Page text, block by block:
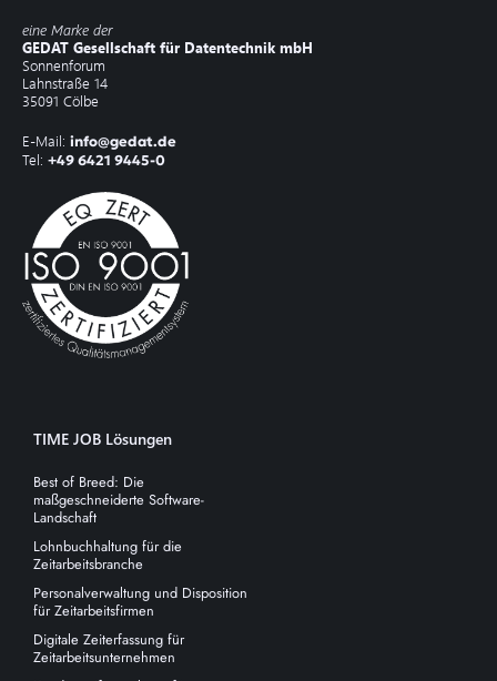
eine Marke der
GEDAT Gesellschaft für Datentechnik mbH
Sonnenforum
Lahnstraße 14
35091 Cölbe
E-Mail: info@gedat.de
Tel: +49 6421 9445-0
TIME JOB Lösungen
Best of Breed: Die
maßgeschneiderte Software-
Landschaft
Lohnbuchhaltung für die
Zeitarbeitsbranche
Personalverwaltung und Disposition
für Zeitarbeitsfirmen
Digitale Zeiterfassung für
Zeitarbeitsunternehmen